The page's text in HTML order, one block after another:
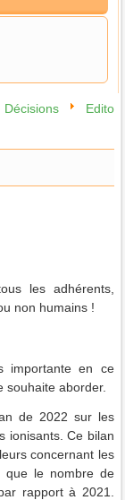
Décisions
Edito
les adhérents,
non humains !
importante en ce
souhaite aborder.
de 2022 sur les
ionisants. Ce bilan
concernant les
que le nombre de
rapport à 2021.